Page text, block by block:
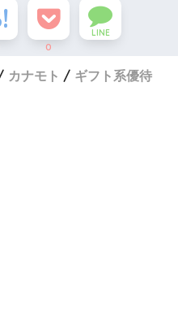
0
LINE
カナモト ギフト系優待